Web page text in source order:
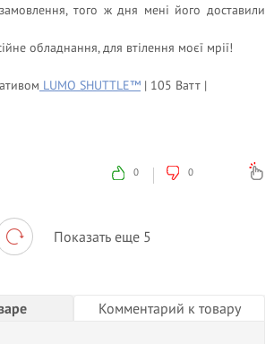
того ж дня мені його доставили
обладнання, для втілення моєї мрії!
LUMO SHUTTLE™ | 105 Ватт |
0 0
Показать еще 5
Комментарий к товару